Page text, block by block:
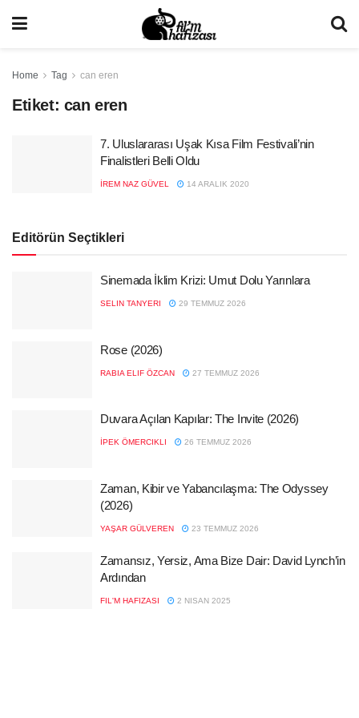
Home Tag can eren
Etiket: can eren
7. Uluslararası Uşak Kısa Film Festivali’nin
Finalistleri Belli Oldu
İREM NAZ GÜVEL 14 ARALIK 2020
Editörün Seçtikleri
Sinemada İklim Krizi: Umut Dolu Yarınlara
SELIN TANYERI 29 TEMMUZ 2026
Rose (2026)
RABIA ELIF ÖZCAN 27 TEMMUZ 2026
Duvara Açılan Kapılar: The Invite (2026)
İPEK ÖMERCIKLI 26 TEMMUZ 2026
Zaman, Kibir ve Yabancılaşma: The Odyssey
(2026)
YAŞAR GÜLVEREN 23 TEMMUZ 2026
Zamansız, Yersiz, Ama Bize Dair: David Lynch’in
Ardından
FIL'M HAFIZASI 2 NISAN 2025